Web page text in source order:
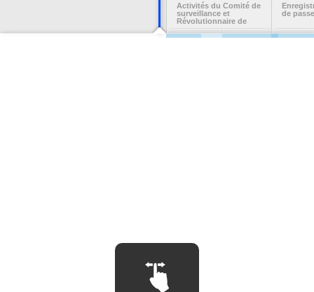
Activités du Comité de
surveillance et
Révolutionnaire de
Quimper Odet : registre
de contrôle des
de